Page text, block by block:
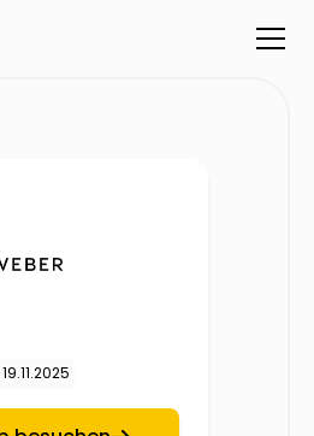
19.11.2025